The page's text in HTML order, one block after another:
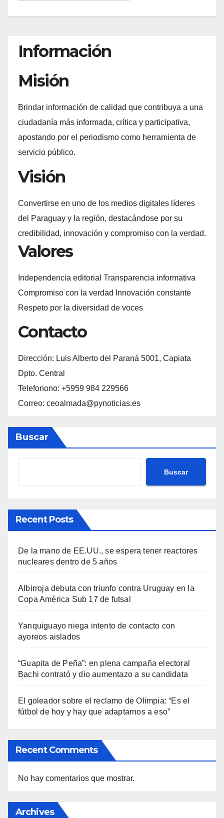
Información
Misión
Brindar información de calidad que contribuya a una
ciudadanía más informada, crítica y participativa,
apostando por el periodismo como herramienta de
servicio público.
Visión
Convertirse en uno de los medios digitales líderes
del Paraguay y la región, destacándose por su
credibilidad, innovación y compromiso con la verdad.
Valores
Independencia editorial Transparencia informativa
Compromiso con la verdad Innovación constante
Respeto por la diversidad de voces
Contacto
Dirección: Luis Alberto del Paraná 5001, Capiata
Dpto. Central
Telefonono: +5959 984 229566
Correo: ceoalmada@pynoticias.es
Buscar
Buscar
Recent Posts
De la mano de EE.UU., se espera tener reactores
nucleares dentro de 5 años
Albirroja debuta con triunfo contra Uruguay en la
Copa América Sub 17 de futsal
Yanquiguayo niega intento de contacto con
ayoreos aislados
“Guapita de Peña”: en plena campaña electoral
Bachi contrató y dio aumentazo a su candidata
El goleador sobre el reclamo de Olimpia: “Es el
fútbol de hoy y hay que adaptarnos a eso”
Recent Comments
No hay comentarios que mostrar.
Archives